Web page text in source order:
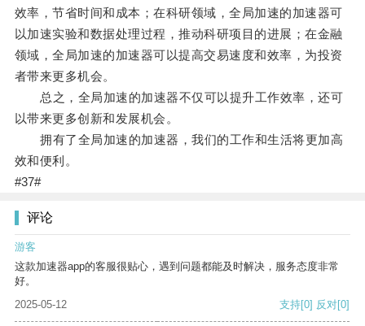
效率，节省时间和成本；在科研领域，全局加速的加速器可
以加速实验和数据处理过程，推动科研项目的进展；在金融
领域，全局加速的加速器可以提高交易速度和效率，为投资
者带来更多机会。
总之，全局加速的加速器不仅可以提升工作效率，还可
以带来更多创新和发展机会。
拥有了全局加速的加速器，我们的工作和生活将更加高
效和便利。
#37#
评论
游客
这款加速器app的客服很贴心，遇到问题都能及时解决，服务态度非常
好。
2025-05-12
支持[0] 反对[0]